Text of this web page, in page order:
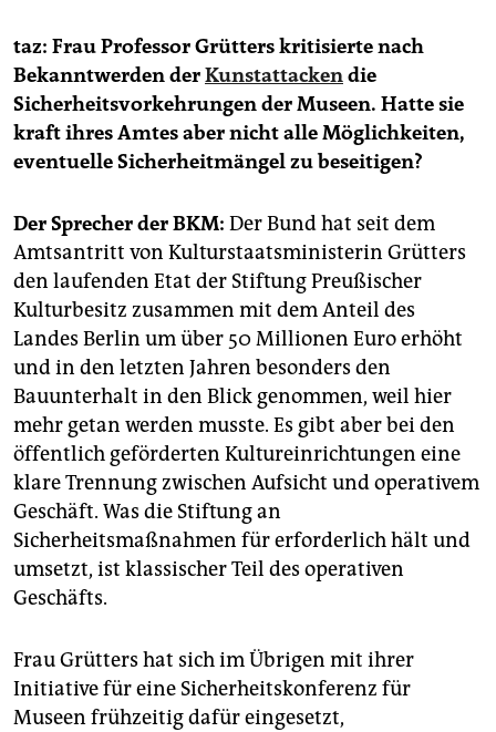
taz: Frau Professor Grütters kritisierte nach
Bekanntwerden derKunstattackendie
Sicherheitsvorkehrungen der Museen. Hatte sie
kraft ihres Amtes aber nicht alle Möglichkeiten,
eventuelle Sicherheitmängel zu beseitigen?
Der Sprecher der BKM: Der Bund hat seit dem
Amtsantritt von Kulturstaatsministerin Grütters
den laufenden Etat der Stiftung Preußischer
Kulturbesitz zusammen mit dem Anteil des
Landes Berlin um über 50 Millionen Euro erhöht
und in den letzten Jahren besonders den
Bauunterhalt in den Blick genommen, weil hier
mehr getan werden musste. Es gibt aber bei den
öffentlich geförderten Kultureinrichtungen eine
klare Trennung zwischen Aufsicht und operativem
Geschäft. Was die Stiftung an
Sicherheitsmaßnahmen für erforderlich hält und
umsetzt, ist klassischer Teil des operativen
Geschäfts.
Frau Grütters hat sich im Übrigen mit ihrer
Initiative für eine Sicherheitskonferenz für
Museen frühzeitig dafür eingesetzt,